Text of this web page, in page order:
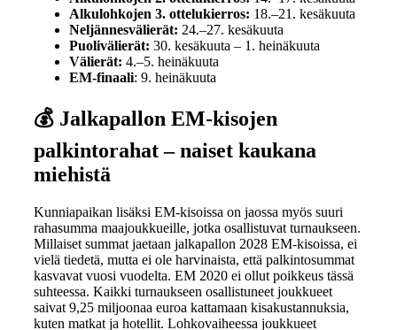
Alkulohkojen 3. ottelukierros: 18.–21. kesäkuuta
Neljännesvälierät: 24.–27. kesäkuuta
Puolivälierät: 30. kesäkuuta – 1. heinäkuuta
Välierät: 4.–5. heinäkuuta
EM-finaali: 9. heinäkuuta
💰 Jalkapallon EM-kisojen
palkintorahat – naiset kaukana
miehistä
Kunniapaikan lisäksi EM-kisoissa on jaossa myös suuri
rahasumma maajoukkueille, jotka osallistuvat turnaukseen.
Millaiset summat jaetaan jalkapallon 2028 EM-kisoissa, ei
vielä tiedetä, mutta ei ole harvinaista, että palkintosummat
kasvavat vuosi vuodelta. EM 2020 ei ollut poikkeus tässä
suhteessa. Kaikki turnaukseen osallistuneet joukkueet
saivat 9,25 miljoonaa euroa kattamaan kisakustannuksia,
kuten matkat ja hotellit. Lohkovaiheessa joukkueet